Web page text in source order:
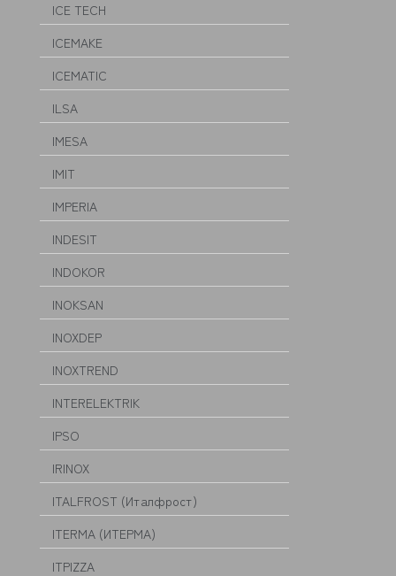
ICE TECH
ICEMAKE
ICEMATIC
ILSA
IMESA
IMIT
IMPERIA
INDESIT
INDOKOR
INOKSAN
INOXDEP
INOXTREND
INTERELEKTRIK
IPSO
IRINOX
ITALFROST (Италфрост)
ITERMA (ИТЕРМА)
ITPIZZA